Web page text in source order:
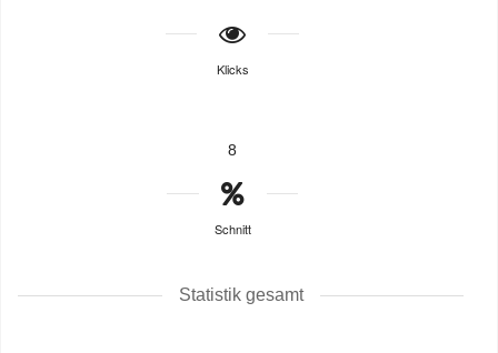
Klicks
8
Schnitt
Statistik gesamt